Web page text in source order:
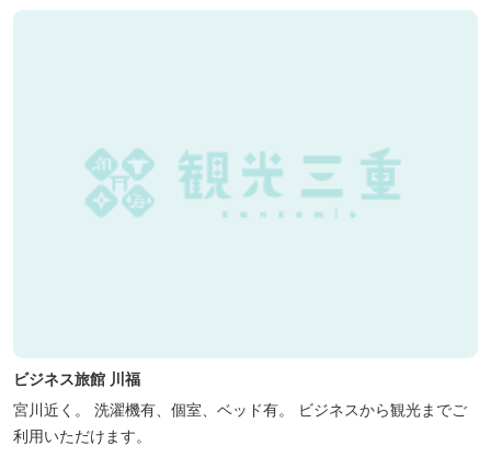
ビジネス旅館 川福
宮川近く。 洗濯機有、個室、ベッド有。 ビジネスから観光までご
利用いただけます。